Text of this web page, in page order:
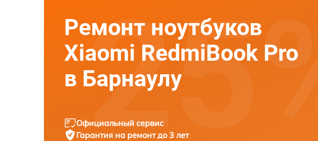
Ремонт ноутбуков
Xiaomi RedmiBook Pro
в Барнаулу
Официальный сервис
Гарантия на ремонт до 3 лет